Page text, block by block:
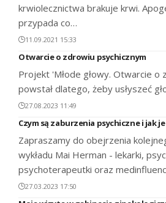
krwiolecznictwa brakuje krwi.
przypada co…
11.09.2021 15:33
Otwarcie o zdrowiu psychicznym
Projekt 'Młode głowy. Otwarcie o
powstał dlatego, żeby usłyszeć
27.08.2023 11:49
Czym są zaburzenia psychiczne i jak je
Zapraszamy do obejrzenia
wykładu Mai Herman - lekarki,
psychoterapeutki oraz
27.03.2023 17:50